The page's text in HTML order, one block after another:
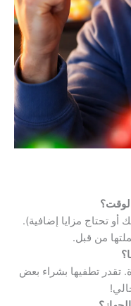
تحتاج مزايا إضافية).
من قبل.
تقدر تطفيها بشراء بعض